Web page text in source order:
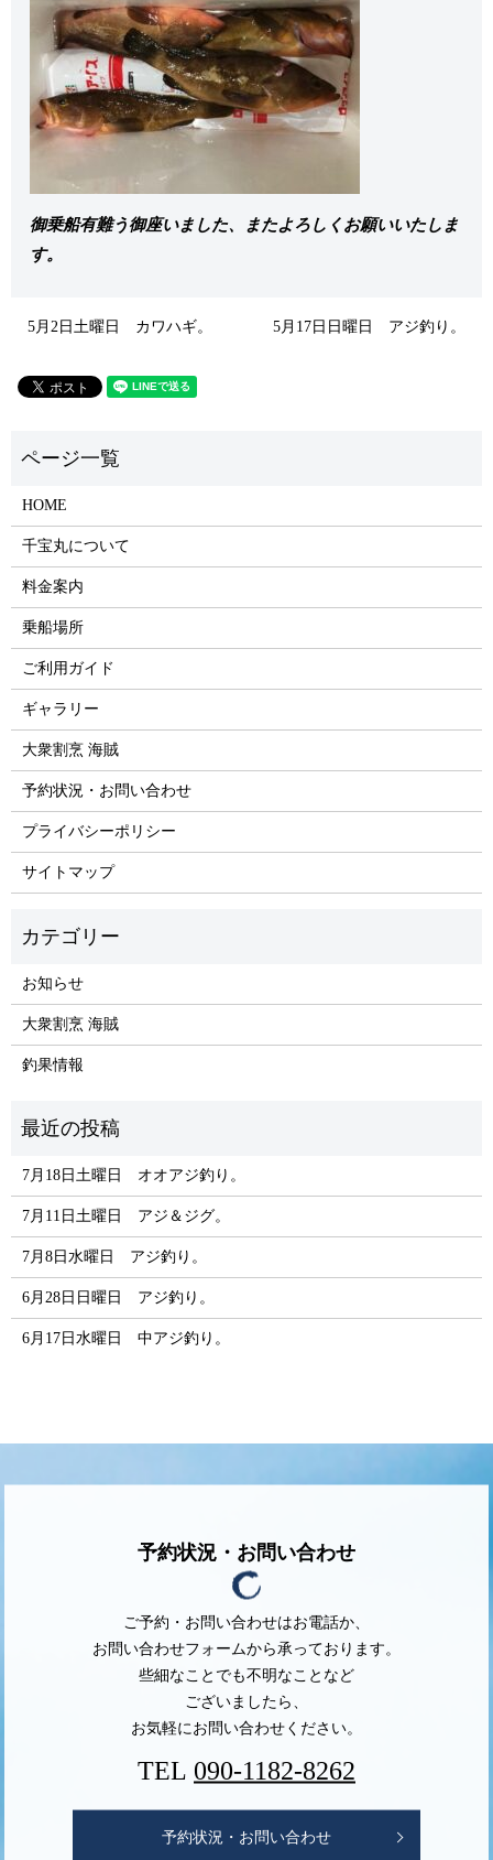
御乗船有難う御座いました、またよろしくお願いいたしま
す。
5月2日土曜日 カワハギ。 5月17日日曜日 アジ釣り。
HOME
千宝丸について
料金案内
乗船場所
ご利用ガイド
ギャラリー
大衆割烹 海賊
予約状況・お問い合わせ
プライバシーポリシー
サイトマップ
お知らせ
大衆割烹 海賊
釣果情報
7月18日土曜日 オオアジ釣り。
7月11日土曜日 アジ＆ジグ。
7月8日水曜日 アジ釣り。
6月28日日曜日 アジ釣り。
6月17日水曜日 中アジ釣り。
予約状況・お問い合わせ
ご予約・お問い合わせはお電話か、
お問い合わせフォームから承っております。
些細なことでも不明なことなど
ございましたら、
お気軽にお問い合わせください。
TEL 090-1182-8262
予約状況・お問い合わせ